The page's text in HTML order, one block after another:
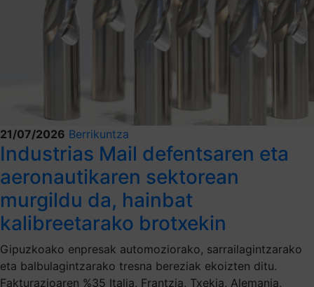
21/07/2026 Berrikuntza
Industrias Mail defentsaren eta
aeronautikaren sektorean
murgildu da, hainbat
kalibreetarako brotxekin
Gipuzkoako enpresak automoziorako, sarrailagintzarako
eta balbulagintzarako tresna bereziak ekoizten ditu.
Fakturazioaren %35 Italia, Frantzia, Txekia, Alemania,